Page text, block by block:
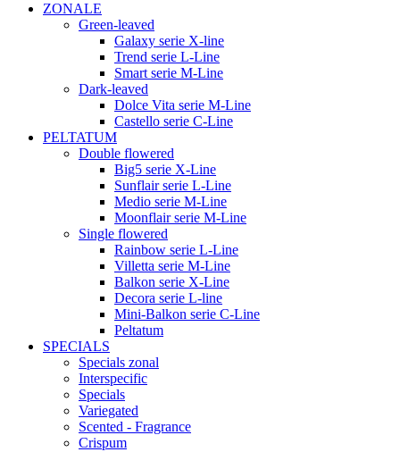
ZONALE
Green-leaved
Galaxy serie X-line
Trend serie L-Line
Smart serie M-Line
Dark-leaved
Dolce Vita serie M-Line
Castello serie C-Line
PELTATUM
Double flowered
Big5 serie X-Line
Sunflair serie L-Line
Medio serie M-Line
Moonflair serie M-Line
Single flowered
Rainbow serie L-Line
Villetta serie M-Line
Balkon serie X-Line
Decora serie L-line
Mini-Balkon serie C-Line
Peltatum
SPECIALS
Specials zonal
Interspecific
Specials
Variegated
Scented - Fragrance
Crispum